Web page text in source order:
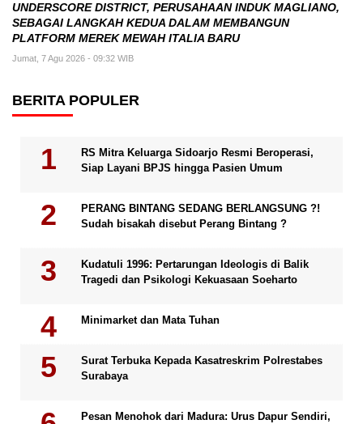
UNDERSCORE DISTRICT, PERUSAHAAN INDUK MAGLIANO,
SEBAGAI LANGKAH KEDUA DALAM MEMBANGUN
PLATFORM MEREK MEWAH ITALIA BARU
Jumat, 7 Agu 2026 - 09:32 WIB
BERITA POPULER
RS Mitra Keluarga Sidoarjo Resmi Beroperasi,
Siap Layani BPJS hingga Pasien Umum
PERANG BINTANG SEDANG BERLANGSUNG ?!
Sudah bisakah disebut Perang Bintang ?
Kudatuli 1996: Pertarungan Ideologis di Balik
Tragedi dan Psikologi Kekuasaan Soeharto
Minimarket dan Mata Tuhan
Surat Terbuka Kepada Kasatreskrim Polrestabes
Surabaya
Pesan Menohok dari Madura: Urus Dapur Sendiri,